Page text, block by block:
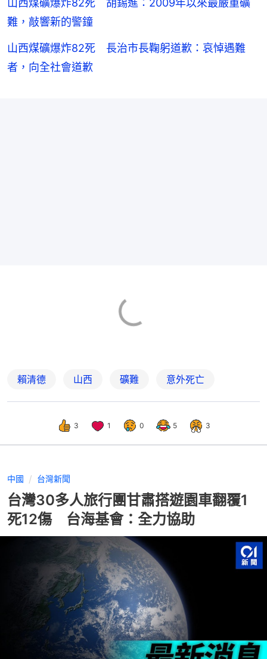
山西煤礦爆炸82死 胡錫進：2009年以來最嚴重礦
難，敲響新的警鐘
山西煤礦爆炸82死 長治市長鞠躬道歉：哀悼遇難
者，向全社會道歉
賴清德 山西 礦難 意外死亡
3 1 0 5 3
中國 台灣新聞
台灣30多人旅行團甘肅搭遊園車翻覆1
死12傷 台海基會：全力協助